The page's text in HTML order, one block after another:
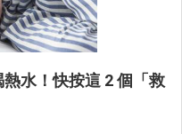
水！快按這 2 個「救